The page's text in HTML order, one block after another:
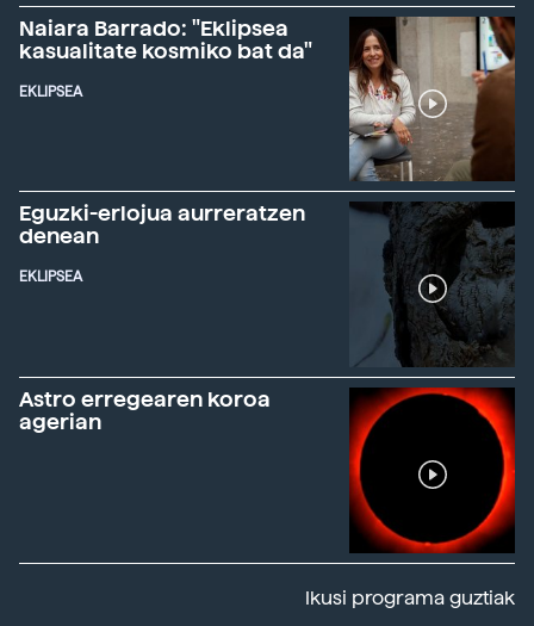
Naiara Barrado: "Eklipsea
kasualitate kosmiko bat da"
EKLIPSEA
Eguzki-erlojua aurreratzen
denean
EKLIPSEA
Astro erregearen koroa
agerian
Ikusi programa guztiak